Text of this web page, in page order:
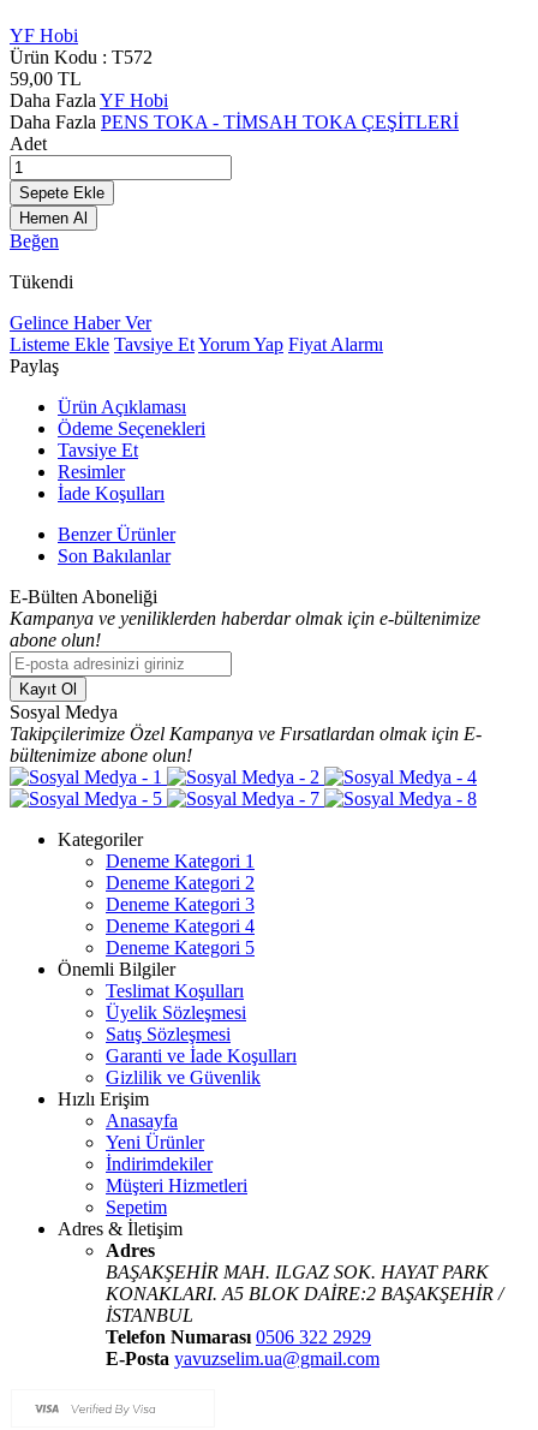
YF Hobi
Ürün Kodu : T572
59,00 TL
Daha Fazla YF Hobi
Daha Fazla PENS TOKA - TİMSAH TOKA ÇEŞİTLERİ
Adet
Sepete Ekle
Hemen Al
Beğen
Tükendi
Gelince Haber Ver
Listeme Ekle Tavsiye EtYorum Yap Fiyat Alarmı
Paylaş
Ürün Açıklaması
Ödeme Seçenekleri
Tavsiye Et
Resimler
İade Koşulları
Benzer Ürünler
Son Bakılanlar
E-Bülten Aboneliği
Kampanya ve yeniliklerden haberdar olmak için e-bültenimize
abone olun!
Kayıt Ol
Sosyal Medya
Takipçilerimize Özel Kampanya ve Fırsatlardan olmak için E-
bültenimize abone olun!
Kategoriler
Deneme Kategori 1
Deneme Kategori 2
Deneme Kategori 3
Deneme Kategori 4
Deneme Kategori 5
Önemli Bilgiler
Teslimat Koşulları
Üyelik Sözleşmesi
Satış Sözleşmesi
Garanti ve İade Koşulları
Gizlilik ve Güvenlik
Hızlı Erişim
Anasayfa
Yeni Ürünler
İndirimdekiler
Müşteri Hizmetleri
Sepetim
Adres & İletişim
Adres
BAŞAKŞEHİR MAH. ILGAZ SOK. HAYAT PARK
KONAKLARI. A5 BLOK DAİRE:2 BAŞAKŞEHİR /
İSTANBUL
Telefon Numarası 0506 322 2929
E-Posta yavuzselim.ua@gmail.com